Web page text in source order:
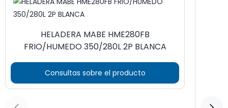
HELADERA MABE HME280FB
FRIO/HUMEDO 350/280L 2P BLANCA
Consultas sobre el producto